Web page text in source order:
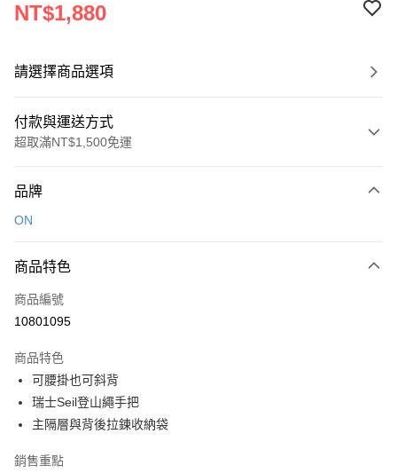
NT$1,880
請選擇商品選項
付款與運送方式
超取滿NT$1,500免運
信用卡一次付款
Apple Pay
悠遊付
7-11取貨(快速到店)
每筆NT$100，滿NT$1,500(含以上)免運費
宅配-本島
每筆NT$100，滿NT$1,500(含以上)免運費
品牌
ON
商品特色
商品編號
10801095
商品特色
可腰掛也可斜背
瑞士Seil登山繩手把
主隔層與背後拉鍊收納袋
銷售重點